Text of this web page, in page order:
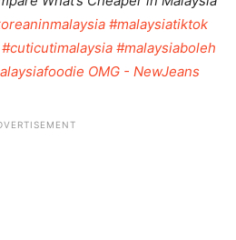
#malaysiatiktok
#cuticutimalaysia #malaysiaboleh
OMG - NewJeans